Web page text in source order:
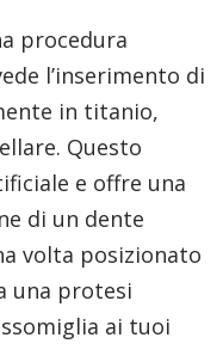
procedura
l’inserimento di
in titanio,
Questo
e offre una
di un dente
volta posizionato
una protesi
ai tuoi